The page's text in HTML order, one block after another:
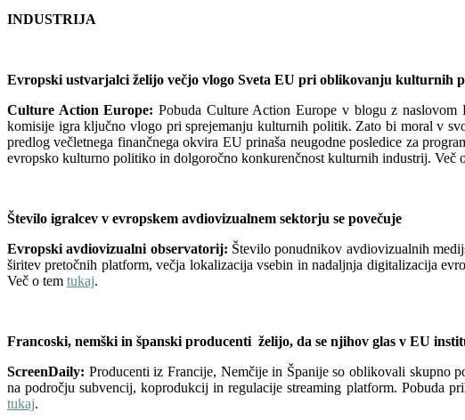
INDUSTRIJA
Evropski ustvarjalci želijo večjo vlogo Sveta EU pri oblikovanju kulturnih
Culture Action Europe: Pobuda Culture Action Europe v blogu z
komisije igra ključno vlogo pri sprejemanju kulturnih politik. Zato bi moral v
predlog večletnega finančnega okvira EU prinaša neugodne posledice za
evropsko kulturno politiko in dolgoročno konkurenčnost kulturnih industrij. Več
Število igralcev v evropskem avdiovizualnem sektorju se povečuje
Evropski avdiovizualni observatorij: Število ponudnikov avdiovizualnih
širitev pretočnih platform, večja lokalizacija vsebin in nadaljnja digitalizacija
Več o tem tukaj.
Francoski, nemški in španski producenti želijo, da se njihov glas v EU
ScreenDaily: Producenti iz Francije, Nemčije in Španije so oblikovali skupno
na področju subvencij, koprodukcij in regulacije streaming platform. Pobuda
tukaj.